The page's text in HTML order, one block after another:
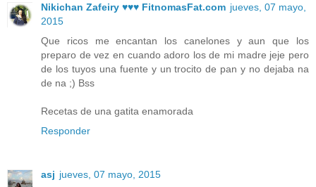
Nikichan Zafeiry ♥♥♥ FitnomasFat.com jueves, 07 mayo,
2015
Que ricos me encantan los canelones y aun que los
preparo de vez en cuando adoro los de mi madre jeje pero
de los tuyos una fuente y un trocito de pan y no dejaba na
de na ;) Bss
Recetas de una gatita enamorada
Responder
asj jueves, 07 mayo, 2015